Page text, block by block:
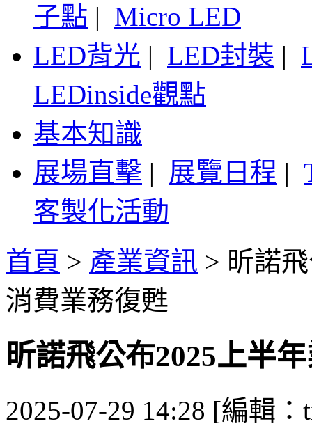
子點 | Micro LED
LED背光 | LED封裝 |
LEDinside觀點
基本知識
展場直擊 | 展覽日程 |
客製化活動
首頁 > 產業資訊 > 昕諾
消費業務復甦
昕諾飛公布2025上半
2025-07-29 14:28 [編輯：